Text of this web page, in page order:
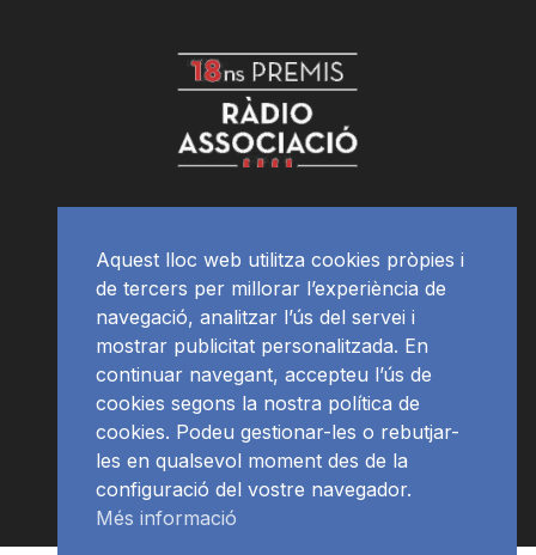
Aquest lloc web utilitza cookies pròpies i
de tercers per millorar l’experiència de
navegació, analitzar l’ús del servei i
mostrar publicitat personalitzada. En
continuar navegant, accepteu l’ús de
cookies segons la nostra política de
cookies. Podeu gestionar-les o rebutjar-
les en qualsevol moment des de la
configuració del vostre navegador.
Més informació